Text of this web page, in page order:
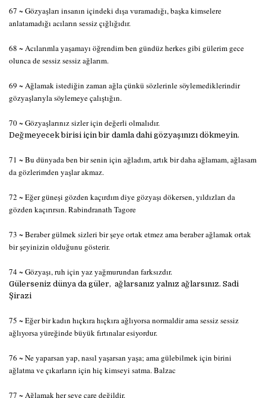
67 ~ Gözyaşları insanın içindeki dışa vuramadığı, başka kimselere
anlatamadığı acıların sessiz çığlığıdır.
68 ~ Acılarımla yaşamayı öğrendim ben gündüz herkes gibi gülerim gece
olunca de sessiz sessiz ağlarım.
69 ~ Ağlamak istediğin zaman ağla çünkü sözlerinle söylemediklerindir
gözyaşlarıyla söylemeye çalıştığın.
70 ~ Gözyaşlarınız sizler için değerli olmalıdır.
Değmeyecek birisi için bir damla dahi gözyaşınızı dökmeyin.
71 ~ Bu dünyada ben bir senin için ağladım, artık bir daha ağlamam, ağlasam
da gözlerimden yaşlar akmaz.
72 ~ Eğer güneşi gözden kaçırdım diye gözyaşı dökersen, yıldızları da
gözden kaçırırsın. Rabindranath Tagore
73 ~ Beraber gülmek sizleri bir şeye ortak etmez ama beraber ağlamak ortak
bir şeyinizin olduğunu gösterir.
74 ~ Gözyaşı, ruh için yaz yağmurundan farksızdır.
Gülerseniz dünya da güler, ağlarsanız yalnız ağlarsınız. Sadi
Şirazi
75 ~ Eğer bir kadın hıçkıra hıçkıra ağlıyorsa normaldir ama sessiz sessiz
ağlıyorsa yüreğinde büyük fırtınalar esiyordur.
76 ~ Ne yaparsan yap, nasıl yaşarsan yaşa; ama gülebilmek için birini
ağlatma ve çıkarların için hiç kimseyi satma. Balzac
77 ~ Ağlamak her şeye çare değildir.